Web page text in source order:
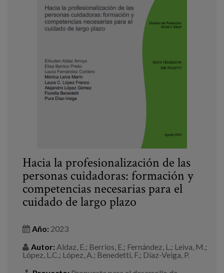
Hacia la profesionalización de las
personas cuidadoras: formación y
competencias necesarias para el
cuidado de largo plazo
Año: 2023
Autor: Aldaz, E.; Berrios, E.; Fernández, L.; Leiva, M.;
López, L.C.; López, A.; Benedetti, F.; Díaz-Veiga, P.